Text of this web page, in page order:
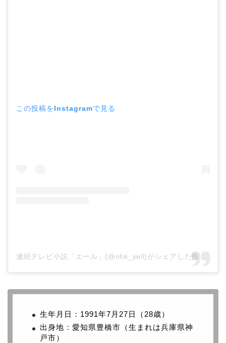
この投稿をInstagramで見る
生年月日：1991年7月27日（28歳）
出身地：愛知県豊橋市（生まれは兵庫県神
戸市）